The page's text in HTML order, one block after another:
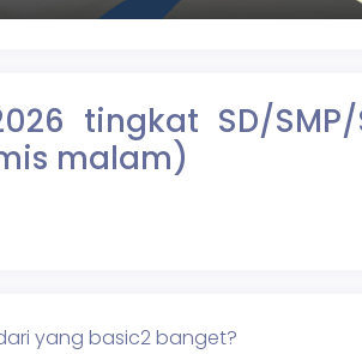
tingkat SD/SMP/
malam)
yang basic2 banget?